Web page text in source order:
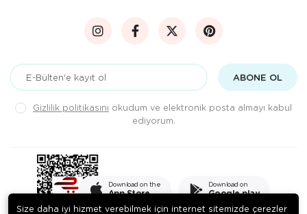
ABONE OL
Gizlilik politikasını okudum ve elektronik posta almayı kabul
ediyorum.
Download on the
App Store
Download on
Google play
Size daha iyi hizmet verebilmek için internet sitemizde çerezler